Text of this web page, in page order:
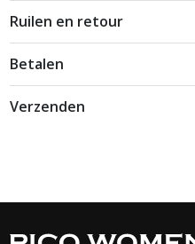
Ruilen en retour
Betalen
Verzenden